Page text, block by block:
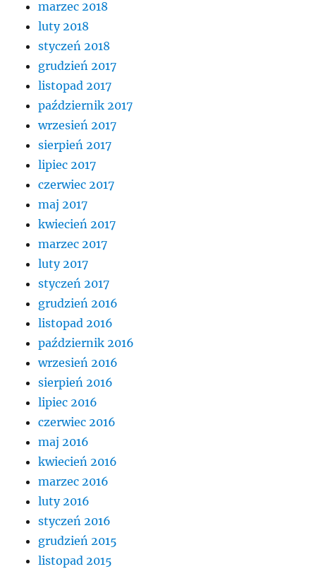
marzec 2018
luty 2018
styczeń 2018
grudzień 2017
listopad 2017
październik 2017
wrzesień 2017
sierpień 2017
lipiec 2017
czerwiec 2017
maj 2017
kwiecień 2017
marzec 2017
luty 2017
styczeń 2017
grudzień 2016
listopad 2016
październik 2016
wrzesień 2016
sierpień 2016
lipiec 2016
czerwiec 2016
maj 2016
kwiecień 2016
marzec 2016
luty 2016
styczeń 2016
grudzień 2015
listopad 2015